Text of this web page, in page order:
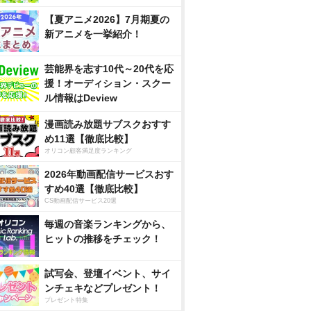
【夏アニメ2026】7月期夏の
新アニメを一挙紹介！
芸能界を志す10代～20代を応
援！オーディション・スクー
ル情報はDeview
漫画読み放題サブスクおすす
め11選【徹底比較】
オリコン顧客満足度ランキング
2026年動画配信サービスおす
すめ40選【徹底比較】
CS動画配信サービス20選
毎週の音楽ランキングから、
ヒットの推移をチェック！
試写会、登壇イベント、サイ
ンチェキなどプレゼント！
プレゼント特集